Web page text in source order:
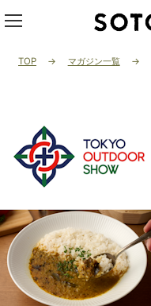
TOP マガジン一覧